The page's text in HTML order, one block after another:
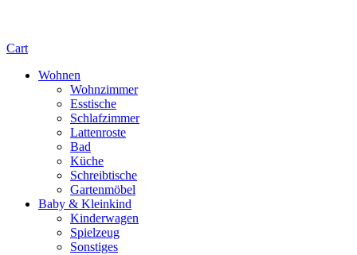
Cart
Wohnen
Wohnzimmer
Esstische
Schlafzimmer
Lattenroste
Bad
Küche
Schreibtische
Gartenmöbel
Baby & Kleinkind
Kinderwagen
Spielzeug
Sonstiges